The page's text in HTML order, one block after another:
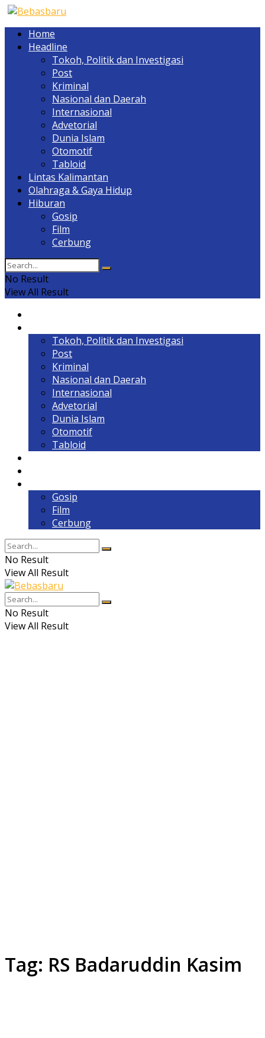
Home
Headline
Tokoh, Politik dan Investigasi
Post
Kriminal
Nasional dan Daerah
Internasional
Advetorial
Dunia Islam
Otomotif
Tabloid
Lintas Kalimantan
Olahraga & Gaya Hidup
Hiburan
Gosip
Film
Cerbung
No Result
View All Result
Tokoh, Politik dan Investigasi
Post
Kriminal
Nasional dan Daerah
Internasional
Advetorial
Dunia Islam
Otomotif
Tabloid
Gosip
Film
Cerbung
No Result
View All Result
No Result
View All Result
Tag: RS Badaruddin Kasim